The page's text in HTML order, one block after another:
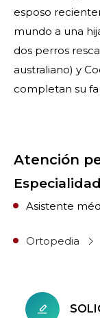
esposo
mundo a una
dos perros
australiano) y
completan su
Atención
Especialidad
Ortopedia